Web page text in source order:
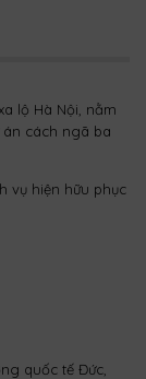
lộ Hà Nội, nằm
cách ngã ba
vụ hiện hữu phục
quốc tế Đức,